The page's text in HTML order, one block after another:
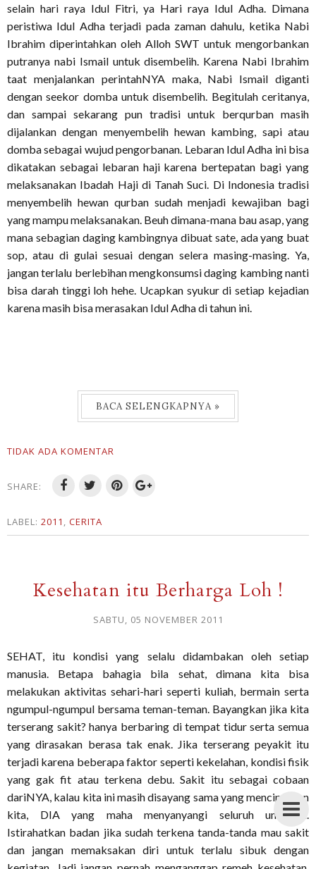
selain hari raya Idul Fitri, ya Hari raya Idul Adha. Dimana
peristiwa Idul Adha terjadi pada zaman dahulu, ketika Nabi
Ibrahim diperintahkan oleh Alloh SWT untuk mengorbankan
putranya nabi Ismail untuk disembelih. Karena Nabi Ibrahim
taat menjalankan perintahNYA maka, Nabi Ismail diganti
dengan seekor domba untuk disembelih. Begitulah ceritanya,
dan sampai sekarang pun tradisi untuk berqurban masih
dijalankan dengan menyembelih hewan kambing, sapi atau
domba sebagai wujud pengorbanan. Lebaran Idul Adha ini bisa
dikatakan sebagai lebaran haji karena bertepatan bagi yang
melaksanakan Ibadah Haji di Tanah Suci. Di Indonesia tradisi
menyembelih hewan qurban sudah menjadi kewajiban bagi
yang mampu melaksanakan. Beuh dimana-mana bau asap, yang
mana sebagian daging kambingnya dibuat sate, ada yang buat
sop, atau di gulai sesuai dengan selera masing-masing. Ya,
jangan terlalu berlebihan mengkonsumsi daging kambing nanti
bisa darah tinggi loh hehe. Ucapkan syukur di setiap kejadian
karena masih bisa merasakan Idul Adha di tahun ini.
BACA SELENGKAPNYA »
TIDAK ADA KOMENTAR
SHARE:
LABEL: 2011 , CERITA
Kesehatan itu Berharga Loh !
SABTU, 05 NOVEMBER 2011
SEHAT, itu kondisi yang selalu didambakan oleh setiap
manusia. Betapa bahagia bila sehat, dimana kita bisa
melakukan aktivitas sehari-hari seperti kuliah, bermain serta
ngumpul-ngumpul bersama teman-teman. Bayangkan jika kita
terserang sakit? hanya berbaring di tempat tidur serta semua
yang dirasakan berasa tak enak. Jika terserang peyakit itu
terjadi karena beberapa faktor seperti kekelahan, kondisi fisik
yang gak fit atau terkena debu. Sakit itu sebagai cobaan
dariNYA, kalau kita ini masih disayang sama yang menciptakan
kita, DIA yang maha menyanyangi seluruh umatnya.
Istirahatkan badan jika sudah terkena tanda-tanda mau sakit
dan jangan memaksakan diri untuk terlalu sibuk dengan